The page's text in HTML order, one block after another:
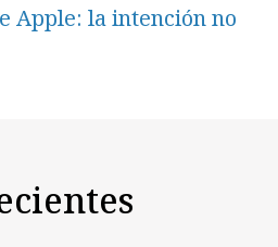
Apple: la intención no